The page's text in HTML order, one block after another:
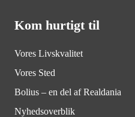
Kom hurtigt til
Vores Livskvalitet
Vores Sted
Bolius – en del af Realdania
Nyhedsoverblik